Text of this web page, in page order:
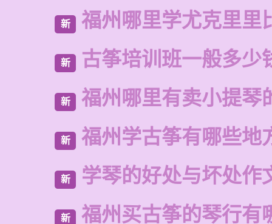
新 福州哪里学尤克里里
新 古筝培训班一般多少
新 福州哪里有卖小提琴
新 福州学古筝有哪些地
新 学琴的好处与坏处作
新 福州买古筝的琴行有